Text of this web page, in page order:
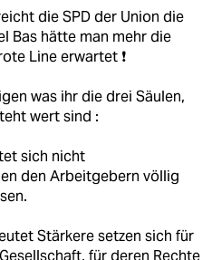
die SPD der Union die
Bas hätte man mehr die
Line erwartet ❗️
was ihr die drei Säulen,
wert sind :
sich nicht
den Arbeitgebern völlig
Stärkere setzen sich für